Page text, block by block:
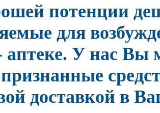
потенции
для
аптеке. У нас Вы
доставкой в